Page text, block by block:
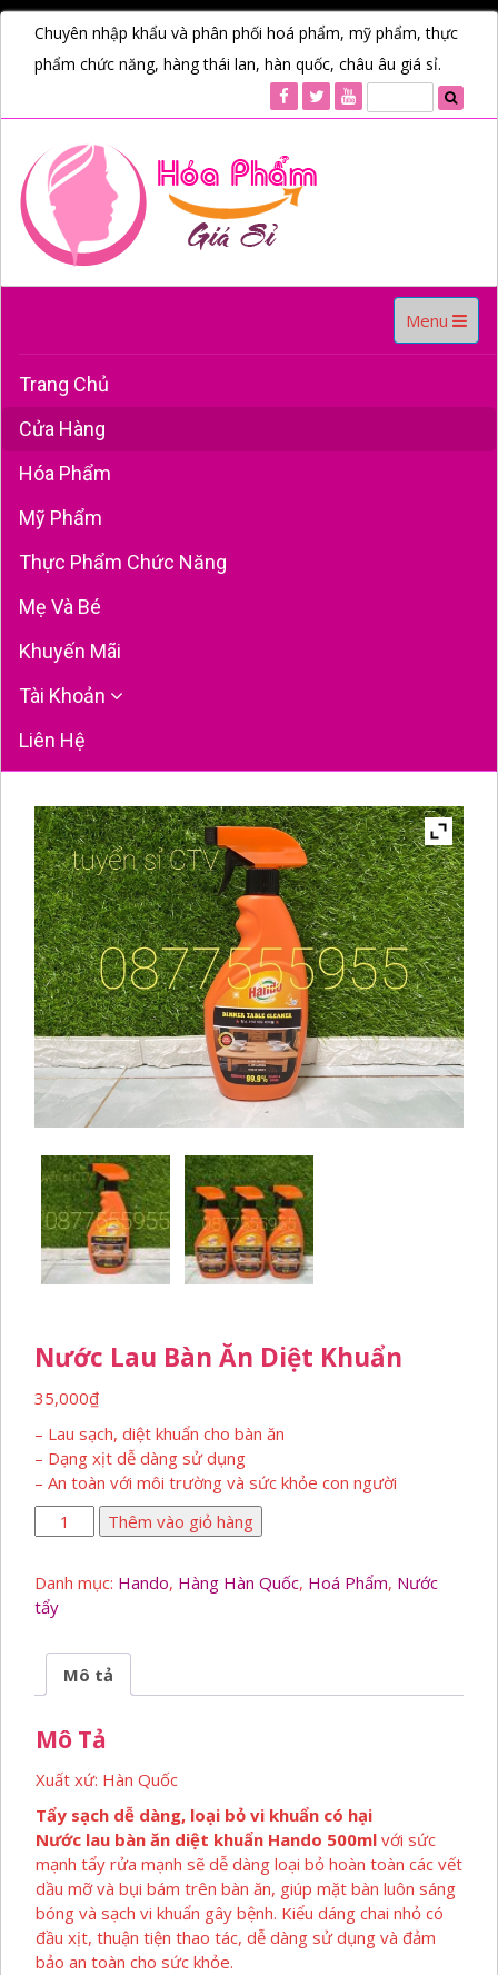
Chuyên nhập khẩu và phân phối hoá phẩm, mỹ phẩm, thực
phẩm chức năng, hàng thái lan, hàn quốc, châu âu giá sỉ.
Toggle
navigation
Menu
Trang Chủ
Cửa Hàng
Hóa Phẩm
Mỹ Phẩm
Thực Phẩm Chức Năng
Mẹ Và Bé
Khuyến Mãi
Tài Khoản
Liên Hệ
Nước Lau Bàn Ăn Diệt Khuẩn
35,000₫
– Lau sạch, diệt khuẩn cho bàn ăn
– Dạng xịt dễ dàng sử dụng
– An toàn với môi trường và sức khỏe con người
Nước
lau
ăn
diệt
lượng
Thêm vào giỏ hàng
Danh mục: Hando, Hàng Hàn Quốc, Hoá Phẩm, Nước
tẩy
Mô tả
Mô Tả
Xuất xứ: Hàn Quốc
Tẩy sạch dễ dàng, loại bỏ vi khuẩn có hại
Nước lau bàn ăn diệt khuẩn Hando 500ml với sức
mạnh tẩy rửa mạnh sẽ dễ dàng loại bỏ hoàn toàn các vết
dầu mỡ và bụi bám trên bàn ăn, giúp mặt bàn luôn sáng
bóng và sạch vi khuẩn gây bệnh. Kiểu dáng chai nhỏ có
đầu xịt, thuận tiện thao tác, dễ dàng sử dụng và đảm
bảo an toàn cho sức khỏe.